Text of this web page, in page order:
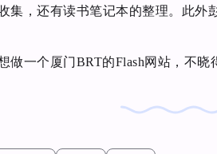
集，还有读书笔记本的整理。此外
做一个厦门BRT的Flash网站，不晓